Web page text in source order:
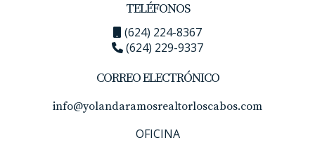
TELÉFONOS
(624) 224-8367
(624) 229-9337
CORREO ELECTRÓNICO
info@yolandaramosrealtorloscabos.com
OFICINA